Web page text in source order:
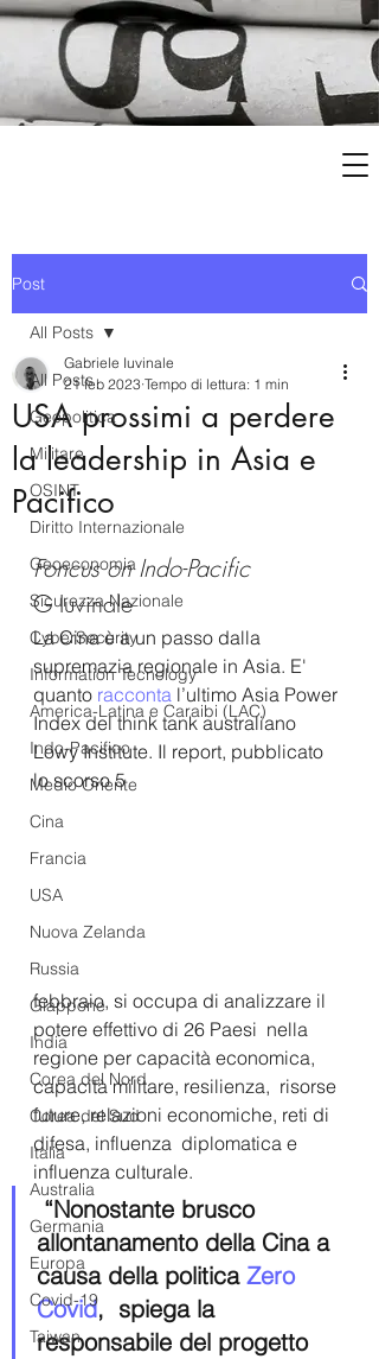
Post
All Posts
Geopolitica
Militare
OSINT
Diritto Internazionale
Geoeconomia
Sicurezza Nazionale
CyberSecurity
Information Tecnology
America-Latina e Caraibi (LAC)
Indo-Pacifico
Medio Oriente
Cina
Francia
USA
Nuova Zelanda
Russia
Giappone
India
Corea del Nord
Corea del Sud
Italia
Australia
Germania
Europa
Covid-19
Taiwan
All Posts
USA prossimi a perdere
la leadership in Asia e
Pacifico
Gabriele Iuvinale
21 feb 2023 Tempo di lettura: 1 min
Foncus on Indo-Pacific
G Iuvinale
La Cina è a un passo dalla
supremazia regionale in Asia. E'
quanto racconta l’ultimo Asia Power
Index del think tank australiano
Lowy Institute. Il report, pubblicato
lo scorso 5
febbraio, si occupa di analizzare il
potere effettivo di 26 Paesi  nella
regione per capacità economica,
capacità militare, resilienza,  risorse
future, relazioni economiche, reti di
difesa, influenza  diplomatica e
influenza culturale.
allontanamento della Cina a
causa della politica Zero
Covid,  spiega la
responsabile del progetto